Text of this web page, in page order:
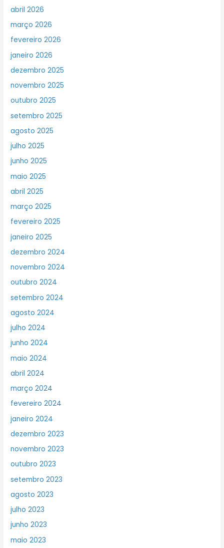
abril 2026
março 2026
fevereiro 2026
janeiro 2026
dezembro 2025
novembro 2025
outubro 2025
setembro 2025
agosto 2025
julho 2025
junho 2025
maio 2025
abril 2025
março 2025
fevereiro 2025
janeiro 2025
dezembro 2024
novembro 2024
outubro 2024
setembro 2024
agosto 2024
julho 2024
junho 2024
maio 2024
abril 2024
março 2024
fevereiro 2024
janeiro 2024
dezembro 2023
novembro 2023
outubro 2023
setembro 2023
agosto 2023
julho 2023
junho 2023
maio 2023